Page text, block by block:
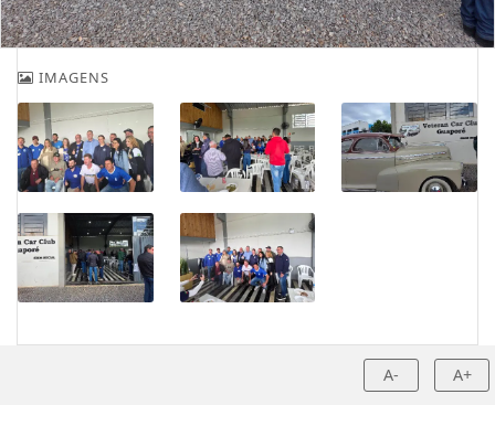
IMAGENS
A- A+